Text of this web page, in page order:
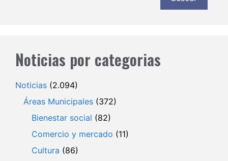
Noticias por categorias
Noticias (2.094)
Áreas Municipales (372)
Bienestar social (82)
Comercio y mercado (11)
Cultura (86)